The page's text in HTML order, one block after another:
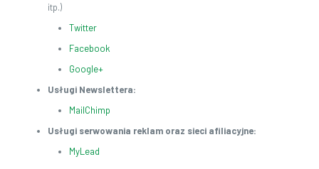
itp.)
Twitter
Facebook
Google+
Usługi Newslettera:
MailChimp
Usługi serwowania reklam oraz sieci afiliacyjne:
MyLead